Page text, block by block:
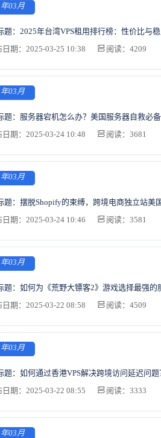
03月
题： 2025年台湾VPS租用排行榜：性价比与
日期：2025-03-25 10:38
阅读：4209
03月
题：
服务器宕机怎么办？美国服务器自救必
日期：2025-03-24 10:48
阅读：3681
03月
题： 摆脱Shopify的束缚，跨境电商独立站美
日期：2025-03-24 10:46
阅读：3581
03月
题： 如何为《荒野大镖客2》游戏选择最强的
日期：2025-03-22 08:58
阅读：4509
03月
题： 如何通过香港VPS解决跨境访问延迟问题
日期：2025-03-22 08:55
阅读：3333
03月